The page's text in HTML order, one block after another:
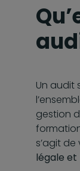
Un audit
gestion
s’agit
légale